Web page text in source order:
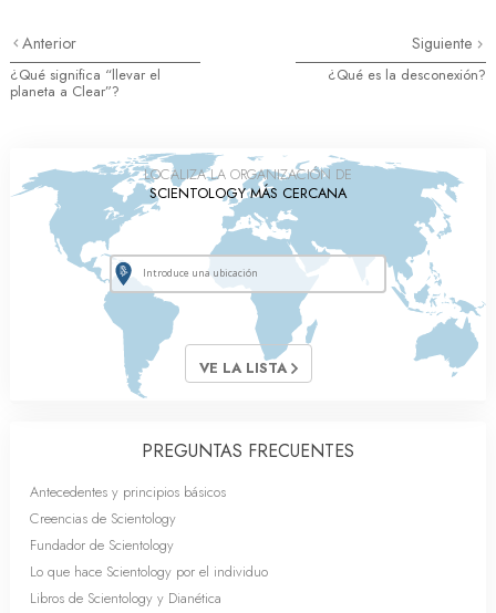
Anterior
¿Qué significa “llevar el
planeta a Clear”?
Siguiente
¿Qué es la desconexión?
LOCALIZA LA ORGANIZACIÓN DE
SCIENTOLOGY MÁS CERCANA
VE LA LISTA
PREGUNTAS FRECUENTES
Antecedentes y principios básicos
Creencias de Scientology
Fundador de Scientology
Lo que hace Scientology por el individuo
Libros de Scientology y Dianética